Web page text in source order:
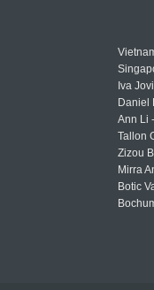
Iva
Daniel
Ann Li
Tallon
Zizou
Mirra
Botic